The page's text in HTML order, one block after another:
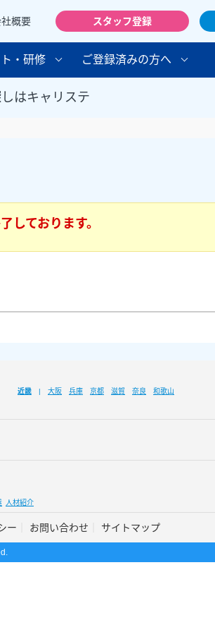
概要 スタッフ登録
・研修 ご登録済みの方へ
はキャリステ
しております。
近畿 大阪 兵庫 京都 滋賀 奈良
和歌山
人材紹介
ー お問い合わせ サイトマップ